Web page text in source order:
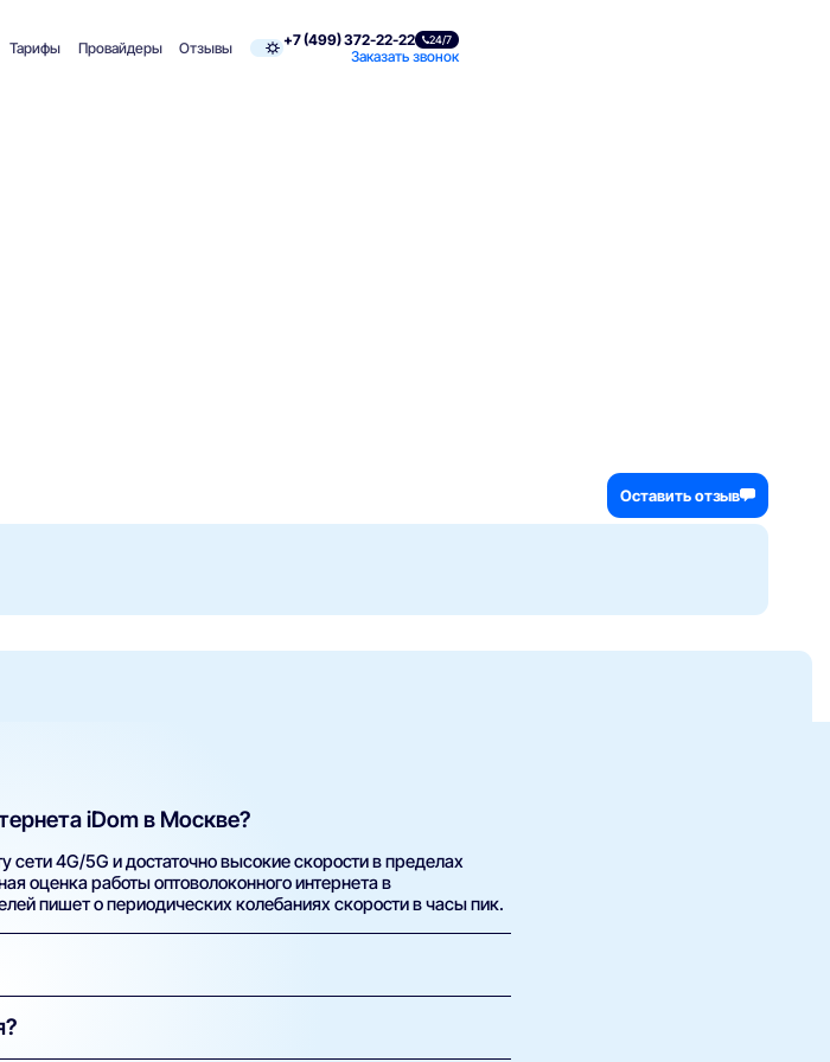
Тарифы Провайдеры Отзывы +7 (499) 372-22-22 24/7
Заказать звонок
Оставить отзыв
iDom в Москве?
4G/5G и достаточно высокие скорости в пределах
оценка работы оптоволоконного интернета в
пишет о периодических колебаниях скорости в часы пик.
сроки решения сложных технических вопросов.